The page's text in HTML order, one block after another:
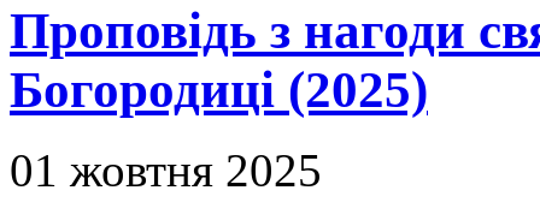
Проповідь з нагоди
Богородиці (2025)
01 жовтня 2025